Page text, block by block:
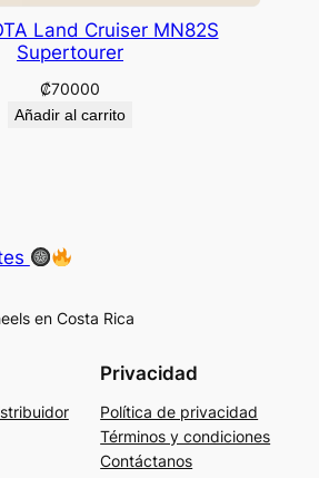
Land Cruiser MN82S
Supertourer
₡70000
Añadir al carrito
en Costa Rica
Privacidad
Política de privacidad
Términos y condiciones
Contáctanos